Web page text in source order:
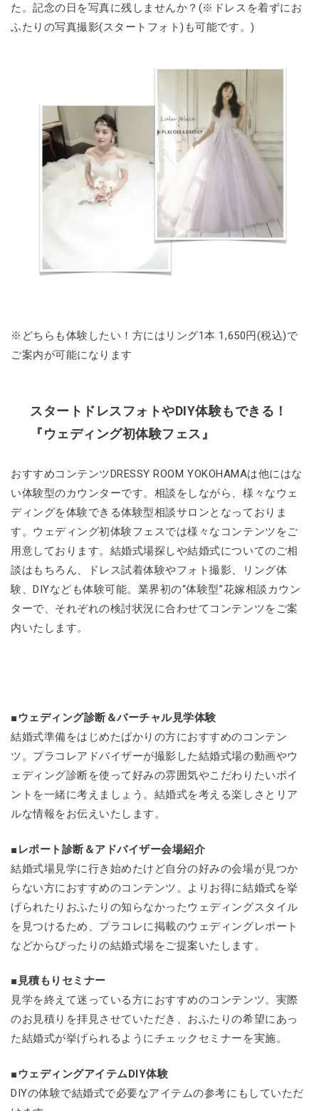
た。記念の日を写真に残しませんか？(※ドレスを着ずにお
ふたりの写真撮影(スタートフォト)も可能です。)
※どちらも体験したい！方にはリング1本 1,650円(税込)で
ご案内が可能になります
スタートドレスフォトやDIY体験もできる！
『ウェディング初体験フェス』
おすすめコンテンツDRESSY ROOM YOKOHAMAは他にはな
い体験型のカウンターです。相談をしながら、様々なウェ
ディングを体験できる体験型相談サロンとなっておりま
す。ウェディング初体験フェスでは様々なコンテンツをご
用意しております。結婚式場探しや結婚式についてのご相
談はもちろん、ドレス試着体験やフォト撮影、リング体
験、DIYなども体験可能。業界初の“体験型”花嫁相談カウン
ターで、それぞれの検討状況に合わせてコンテンツをご案
内いたします。
■ウェディング診断＆バーチャル見学体験
結婚式準備をはじめたばかりの方におすすめのコンテン
ツ。プラコレアドバイザーが撮影した結婚式場の動画やウ
ェディング診断を使って好みの雰囲気やこだわりたいポイ
ントを一緒に考えましょう。結婚式を考える楽しさとリア
ルな情報をお伝えいたします。
■レポート診断＆アドバイザー会場紹介
結婚式場見学に行き始めたけど自分の好みの会場が見つか
らない方におすすめのコンテンツ。よりお得に結婚式を挙
げられたりおふたりの知らなかったウェディングスタイル
を見つけるため、プラコレに掲載のウェディングレポート
などからぴったりの結婚式場をご提案いたします。
■見積もりセミナー
見学を終えて迷っている方におすすめのコンテンツ。実際
のお見積りを拝見させていただき、おふたりの希望にあっ
た結婚式が挙げられるようにチェックセミナーを実施。
■ウェディングアイテムDIY体験
DIYの体験で結婚式で必要なアイテムの参考にもしていただ